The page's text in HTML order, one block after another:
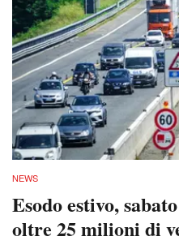
NEWS
Esodo estivo,
oltre 25 milioni di